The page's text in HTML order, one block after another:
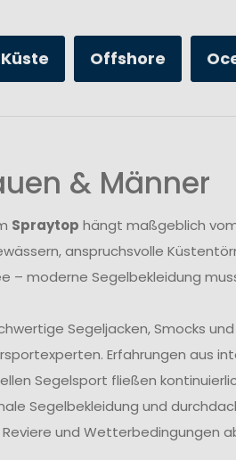
Küste Offshore
& Männer
Spraytop hängt maßgeblich
anspruchsvolle
– moderne Segelbekleidung
Segeljacken, Smocks
Erfahrungen aus
Segelsport fließen
Segelbekleidung und
und Wetterbedingungen